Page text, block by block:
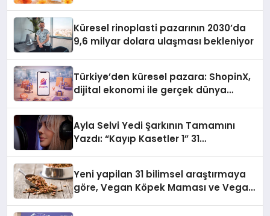
Küresel rinoplasti pazarının 2030’da
9,6 milyar dolara ulaşması bekleniyor
Türkiye’den küresel pazara: ShopinX,
dijital ekonomi ile gerçek dünya
Ayla Selvi Yedi Şarkının Tamamını
Yazdı: “Kayıp Kasetler 1” 31
Yeni yapilan 31 bilimsel araştırmaya
göre, Vegan Köpek Maması ve Vegan